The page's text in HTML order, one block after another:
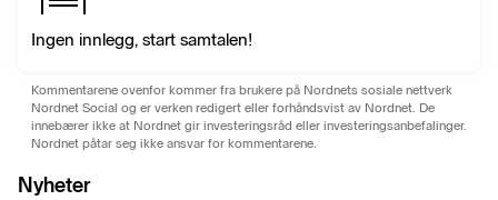
Ingen innlegg, start samtalen!
Kommentarene ovenfor kommer fra brukere på Nordnets sosiale nettverk
Nordnet Social og er verken redigert eller forhåndsvist av Nordnet. De
innebærer ikke at Nordnet gir investeringsråd eller investeringsanbefalinger.
Nordnet påtar seg ikke ansvar for kommentarene.
Nyheter